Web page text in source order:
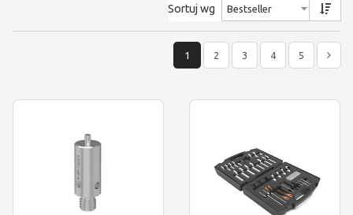
Sortuj wg
1 2 3 4 5